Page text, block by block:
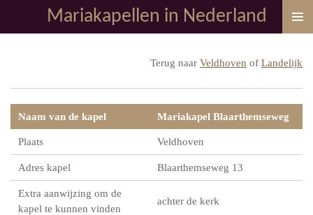
direct
Mariakapellen in Nederland
Terug naar Veldhoven of Landelijk
Naam van de kapel Mariakapel Blaarthemseweg
Plaats Veldhoven
Adres kapel Blaarthemseweg 13
Extra aanwijzing om de
kapel te kunnen vinden
achter de kerk